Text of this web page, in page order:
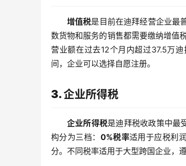
增值税是目前在迪拜经营企业最
数货物和服务的销售都需要缴纳增值
营业额在过去12个月内超过37.5万
间，企业可以选择自愿注册。
3. 企业所得税
企业所得税是迪拜税收政策中最
构分为三档： 0%税率适用于应税利
分。不同税率适用于大型跨国企业，